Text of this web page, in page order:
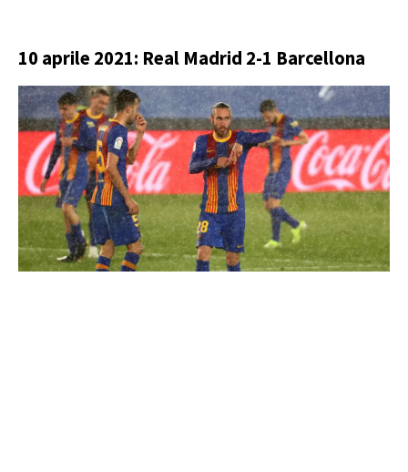
10 aprile 2021: Real Madrid 2-1 Barcellona